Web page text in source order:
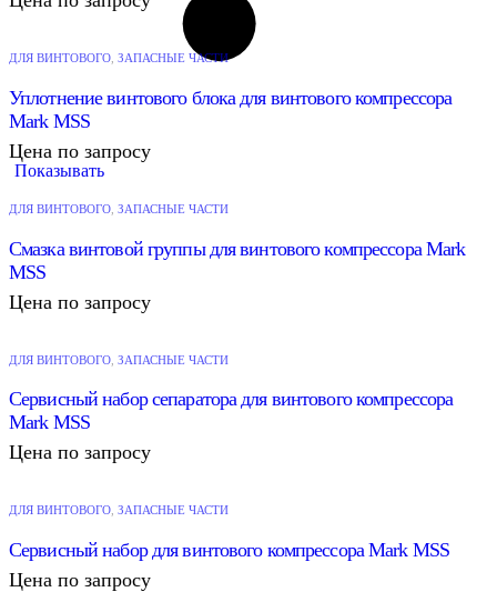
Показывать
ДЛЯ ВИНТОВОГО ЗАПАСНЫЕ ЧАСТИ
Уплотнение винтового блока для винтового компрессора
Mark MSS
Цена по запросу
ДЛЯ ВИНТОВОГО ЗАПАСНЫЕ ЧАСТИ
Смазка винтовой группы для винтового компрессора Mark
MSS
Цена по запросу
ДЛЯ ВИНТОВОГО ЗАПАСНЫЕ ЧАСТИ
Сервисный набор сепаратора для винтового компрессора
Mark MSS
Цена по запросу
ДЛЯ ВИНТОВОГО ЗАПАСНЫЕ ЧАСТИ
Сервисный набор для винтового компрессора Mark MSS
Цена по запросу